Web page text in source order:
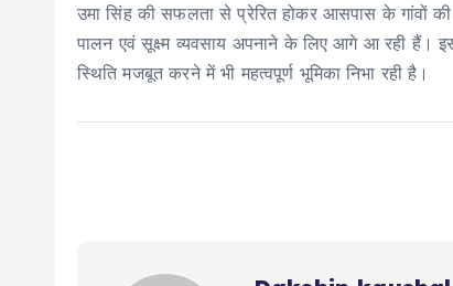
उमा सिंह की सफलता से प्रेरित होकर आसपास के गांवों
पालन एवं सूक्ष्म व्यवसाय अपनाने के लिए आगे आ रही हैं।
स्थिति मजबूत करने में भी महत्वपूर्ण भूमिका निभा रही है।